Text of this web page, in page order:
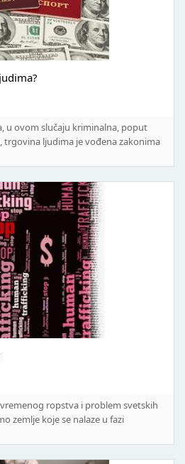
u ovom slučaju kriminalna, poput
ljudima je vođena zakonima
ropstva i problem svetskih
zemlje koje se nalaze u fazi